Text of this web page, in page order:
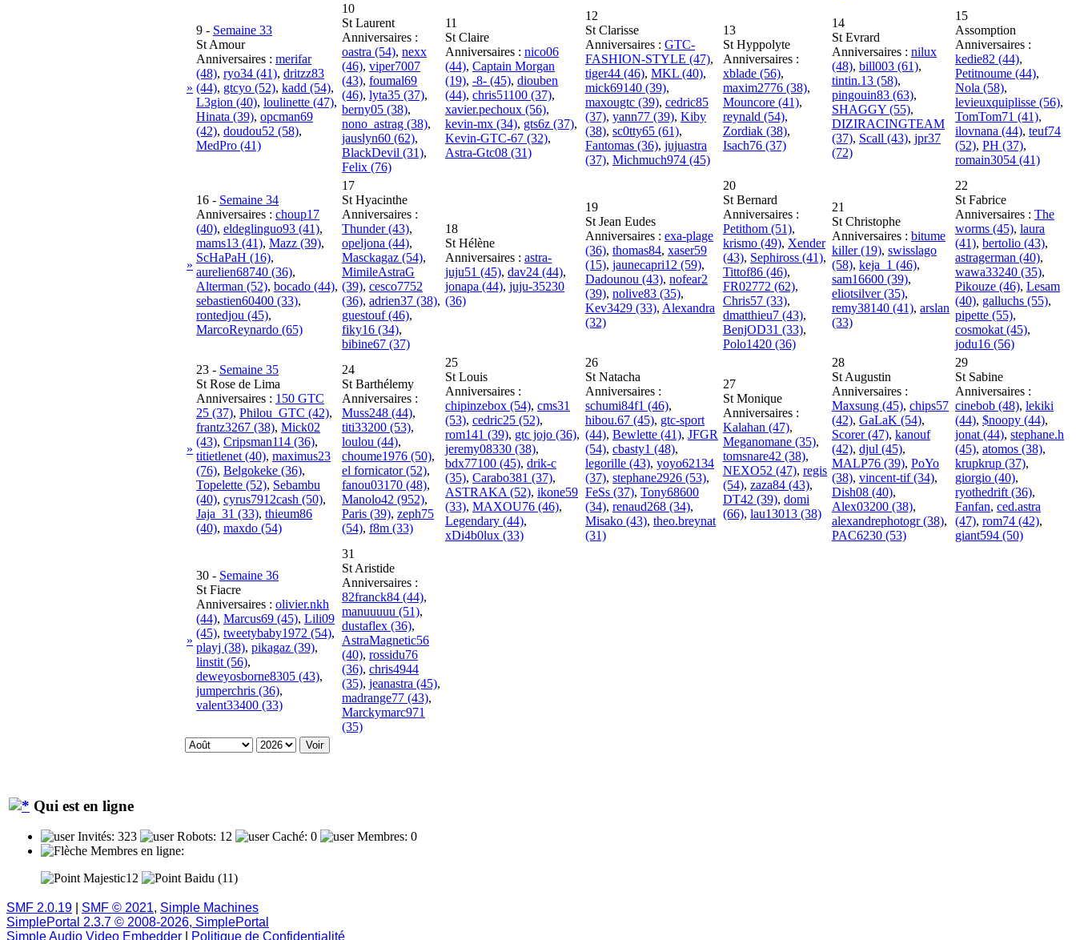
»
9 - Semaine 33
St Amour
Anniversaires : merifar
(48), ryo34 (41), dritzz83
(44), gtcyo (52), kadd (54),
L3gion (40), loulinette (47),
Hinata (39), opcman69
(42), doudou52 (58),
MedPro (41)
10
St Laurent
Anniversaires :
oastra (54), nexx
(46), viper7007
(43), foumal69
(46), lyta35 (37),
berny05 (38),
nono_astrag (38),
jauslyn60 (62),
BlackDevil (31),
Felix (76)
11
St Claire
Anniversaires : nico06
(44), Captain Morgan
(19), -8- (45), diouben
(44), chris51100 (37),
xavier.pechoux (56),
kevin-mx (34), gts6z (37),
Kevin-GTC-67 (32),
Astra-Gtc08 (31)
12
St Clarisse
Anniversaires : GTC-
FASHION-STYLE (47),
tiger44 (46), MKL (40),
mick69140 (39),
maxougtc (39), cedric85
(37), yann77 (39), Kiby
(38), sc0tty65 (61),
Fantomas (36), jujuastra
(37), Michmuch974 (45)
13
St Hyppolyte
Anniversaires :
xblade (56),
maxim2776 (38),
Mouncore (41),
reynald (54),
Zordiak (38),
Isach76 (37)
14
St Evrard
Anniversaires : nilux
(48), bill003 (61),
tintin.13 (58),
pingouin83 (63),
SHAGGY (55),
DIZIRACINGTEAM
(37), Scall (43), jpr37
(72)
15
Assomption
Anniversaires :
kedie82 (44),
Petitnoume (44),
Nola (58),
levieuxquiplisse (56),
TomTom71 (41),
ilovnana (44), teuf74
(52), PH (37),
romain3054 (41)
»
16 - Semaine 34
Anniversaires : choup17
(40), eldeglinguo93 (41),
mams13 (41), Mazz (39),
ScHaPaH (16),
aurelien68740 (36),
Alterman (52), bocado (44),
sebastien60400 (33),
rontedjou (45),
MarcoReynardo (65)
17
St Hyacinthe
Anniversaires :
Thunder (43),
opeljona (44),
Masckagaz (54),
MimileAstraG
(39), cesco7752
(36), adrien37 (38),
guestouf (46),
fiky16 (34),
bibine67 (37)
18
St Hélène
Anniversaires : astra-
juju51 (45), dav24 (44),
jonapa (44), juju-35230
(36)
19
St Jean Eudes
Anniversaires : exa-plage
(36), thomas84, xaser59
(15), jaunecapri12 (59),
Dadounou (43), nofear2
(39), nolive83 (35),
Kev3429 (33), Alexandra
(32)
20
St Bernard
Anniversaires :
Petithom (51),
krismo (49), Xender
(43), Sephiross (41),
Tittof86 (46),
FR02772 (62),
Chris57 (33),
dmatthieu7 (43),
BenjOD31 (33),
Polo1420 (36)
21
St Christophe
Anniversaires : bitume
killer (19), swisslago
(58), keja_1 (46),
sam16600 (39),
eliotsilver (35),
remy38140 (41), arslan
(33)
22
St Fabrice
Anniversaires : The
worms (45), laura
(41), bertolio (43),
astragerman (40),
wawa33240 (35),
Pikouze (46), Lesam
(40), galluchs (55),
pipette (55),
cosmokat (45),
jodu16 (56)
»
23 - Semaine 35
St Rose de Lima
Anniversaires : 150 GTC
25 (37), Philou_GTC (42),
frantz3267 (38), Mick02
(43), Cripsman114 (36),
titietlenet (40), maximus23
(76), Belgokeke (36),
Topelette (52), Sebambu
(40), cyrus7912cash (50),
Jaja_31 (33), thieum86
(40), maxdo (54)
24
St Barthélemy
Anniversaires :
Muss248 (44),
titi33200 (53),
loulou (44),
choume1976 (50),
el fornicator (52),
fanou03170 (48),
Manolo42 (952),
Paris (39), zeph75
(54), f8m (33)
25
St Louis
Anniversaires :
chipinzebox (54), cms31
(53), cedric25 (52),
rom141 (39), gtc jojo (36),
jeremy08330 (38),
bdx77100 (45), drik-c
(35), Carabo381 (37),
ASTRAKA (52), ikone59
(33), MAXOU76 (46),
Legendary (44),
xDi4b0lux (33)
26
St Natacha
Anniversaires :
schumi84f1 (46),
hibou.67 (45), gtc-sport
(44), Bewlette (41), JFGR
(54), cbasty1 (48),
legorille (43), yoyo62134
(37), stephane2926 (53),
FeSs (37), Tony68600
(34), renaud268 (34),
Misako (43), theo.breynat
(31)
27
St Monique
Anniversaires :
Kalahan (47),
Meganomane (35),
tomsnare42 (38),
NEXO52 (47), regis
(54), zaza84 (43),
DT42 (39), domi
(66), lau13013 (38)
28
St Augustin
Anniversaires :
Maxsung (45), chips57
(42), GaLaK (54),
Scorer (47), kanouf
(42), djul (45),
MALP76 (39), PoYo
(38), vincent-tif (34),
Dish08 (40),
Alex03200 (38),
alexandrephotogr (38),
PAC6230 (53)
29
St Sabine
Anniversaires :
cinebob (48), lekiki
(44), $noopy (44),
jonat (44), stephane.h
(45), atomos (38),
krupkrup (37),
giorgio (40),
ryothedrift (36),
Fanfan, ced.astra
(47), rom74 (42),
giant594 (50)
»
30 - Semaine 36
St Fiacre
Anniversaires : olivier.nkh
(44), Marcus69 (45), Lili09
(45), tweetybaby1972 (54),
playj (38), pikagaz (39),
linstit (56),
deweyosborne8305 (43),
jumperchris (36),
valent33400 (33)
31
St Aristide
Anniversaires :
82franck84 (44),
manuuuuu (51),
dustaflex (36),
AstraMagnetic56
(40), rossidu76
(36), chris4944
(35), jeanastra (45),
madrange77 (43),
Marckymarc971
(35)
Qui est en ligne
Invités: 323 Robots: 12 Caché: 0
Membres: 0
Membres en ligne:
Majestic12
Baidu (11)
SMF 2.0.19 SMF © 2021, Simple Machines
SimplePortal 2.3.7 © 2008-2026, SimplePortal
Simple Audio Video Embedder
Politique de Confidentialité